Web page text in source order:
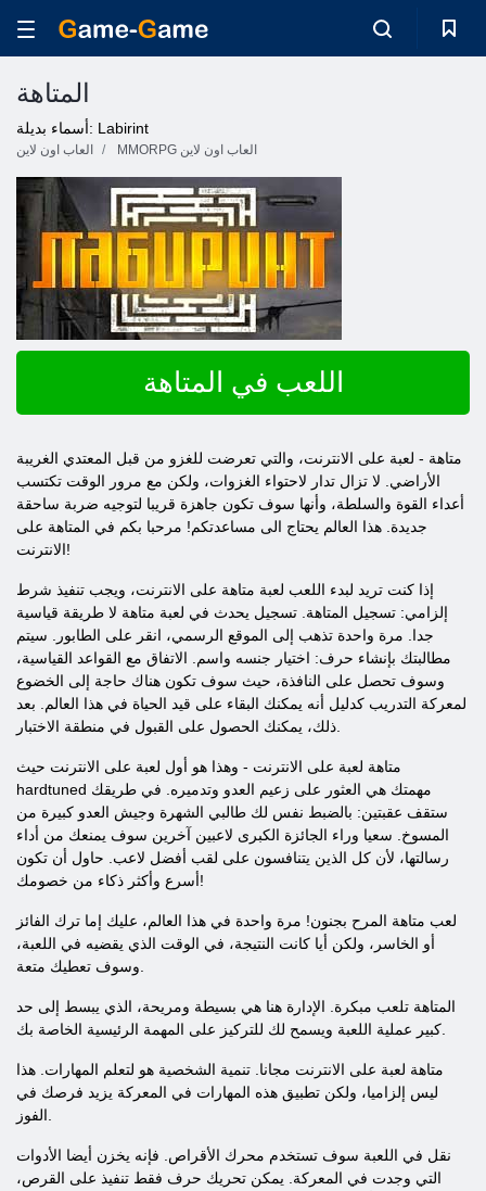
المتاهة
أسماء بديلة: Labirint
العاب اون لاين MMORPG العاب اون لاين
اللعب في المتاهة
متاهة - لعبة على الانترنت، والتي تعرضت للغزو من قبل المعتدي الغريبة
الأراضي. لا تزال تدار لاحتواء الغزوات، ولكن مع مرور الوقت تكتسب
أعداء القوة والسلطة، وأنها سوف تكون جاهزة قريبا لتوجيه ضربة ساحقة
جديدة. هذا العالم يحتاج الى مساعدتكم! مرحبا بكم في المتاهة على
الانترنت!
إذا كنت تريد لبدء اللعب لعبة متاهة على الانترنت، ويجب تنفيذ شرط
إلزامي: تسجيل المتاهة. تسجيل يحدث في لعبة متاهة لا طريقة قياسية
جدا. مرة واحدة تذهب إلى الموقع الرسمي، انقر على الطابور. سيتم
مطالبتك بإنشاء حرف: اختيار جنسه واسم. الاتفاق مع القواعد القياسية،
وسوف تحصل على النافذة، حيث سوف تكون هناك حاجة إلى الخضوع
لمعركة التدريب كدليل أنه يمكنك البقاء على قيد الحياة في هذا العالم. بعد
متاهة لعبة على الانترنت - وهذا هو أول لعبة على الانترنت حيث
hardtuned مهمتك هي العثور على زعيم العدو وتدميره. في طريقك
ستقف عقبتين: بالضبط نفس لك طالبي الشهرة وجيش العدو كبيرة من
المسوخ. سعيا وراء الجائزة الكبرى لاعبين آخرين سوف يمنعك من أداء
رسالتها، لأن كل الذين يتنافسون على لقب أفضل لاعب. حاول أن تكون
أسرع وأكثر ذكاء من خصومك!
لعب متاهة المرح بجنون! مرة واحدة في هذا العالم، عليك إما ترك الفائز
أو الخاسر، ولكن أيا كانت النتيجة، في الوقت الذي يقضيه في اللعبة،
المتاهة تلعب مبكرة. الإدارة هنا هي بسيطة ومريحة، الذي يبسط إلى حد
متاهة لعبة على الانترنت مجانا. تنمية الشخصية هو لتعلم المهارات. هذا
ليس إلزاميا، ولكن تطبيق هذه المهارات في المعركة يزيد فرصك في
نقل في اللعبة سوف تستخدم محرك الأقراص. فإنه يخزن أيضا الأدوات
التي وجدت في المعركة. يمكن تحريك حرف فقط تنفيذ على القرص،